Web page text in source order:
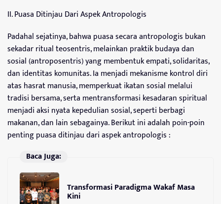
II. Puasa Ditinjau Dari Aspek Antropologis
Padahal sejatinya, bahwa puasa secara antropologis bukan
sekadar ritual teosentris, melainkan praktik budaya dan
sosial (antroposentris) yang membentuk empati, solidaritas,
dan identitas komunitas. Ia menjadi mekanisme kontrol diri
atas hasrat manusia, memperkuat ikatan sosial melalui
tradisi bersama, serta mentransformasi kesadaran spiritual
menjadi aksi nyata kepedulian sosial, seperti berbagi
makanan, dan lain sebagainya. Berikut ini adalah poin-poin
penting puasa ditinjau dari aspek antropologis :
Baca Juga:
Transformasi Paradigma Wakaf Masa
Kini